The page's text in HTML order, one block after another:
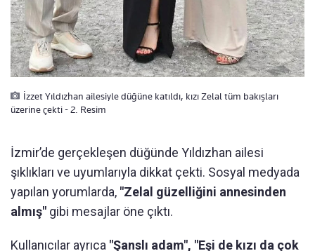
İzzet Yıldızhan ailesiyle düğüne katıldı, kızı Zelal tüm bakışları
üzerine çekti - 2. Resim
İzmir’de gerçekleşen düğünde Yıldızhan ailesi
şıklıkları ve uyumlarıyla dikkat çekti. Sosyal medyada
yapılan yorumlarda, "Zelal güzelliğini annesinden
almış" gibi mesajlar öne çıktı.
Kullanıcılar ayrıca "Şanslı adam", "Eşi de kızı da çok